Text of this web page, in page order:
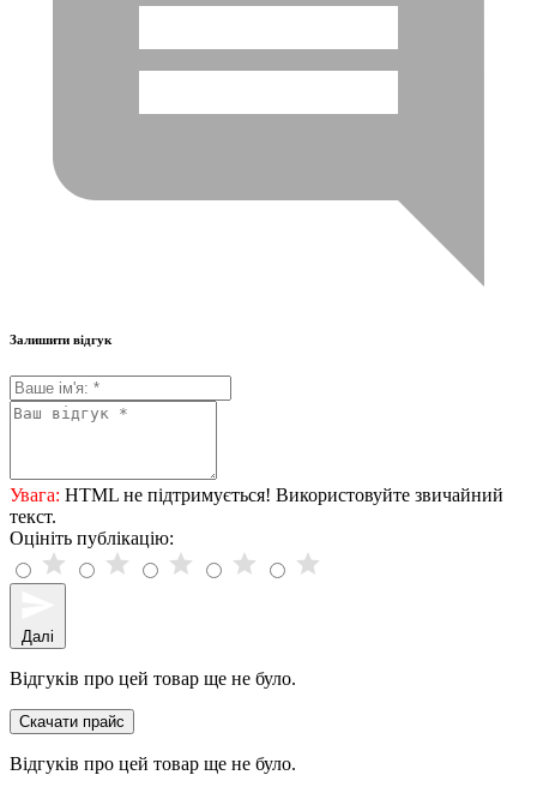
Залишити відгук
Увага: HTML не підтримується! Використовуйте звичайний
текст.
Оцініть публікацію:
Далі
Відгуків про цей товар ще не було.
Скачати прайс
Відгуків про цей товар ще не було.